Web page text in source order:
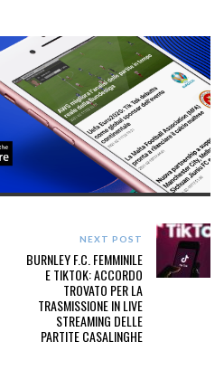
NEXT POST
BURNLEY F.C. FEMMINILE
E TIKTOK: ACCORDO
TROVATO PER LA
TRASMISSIONE IN LIVE
STREAMING DELLE
PARTITE CASALINGHE